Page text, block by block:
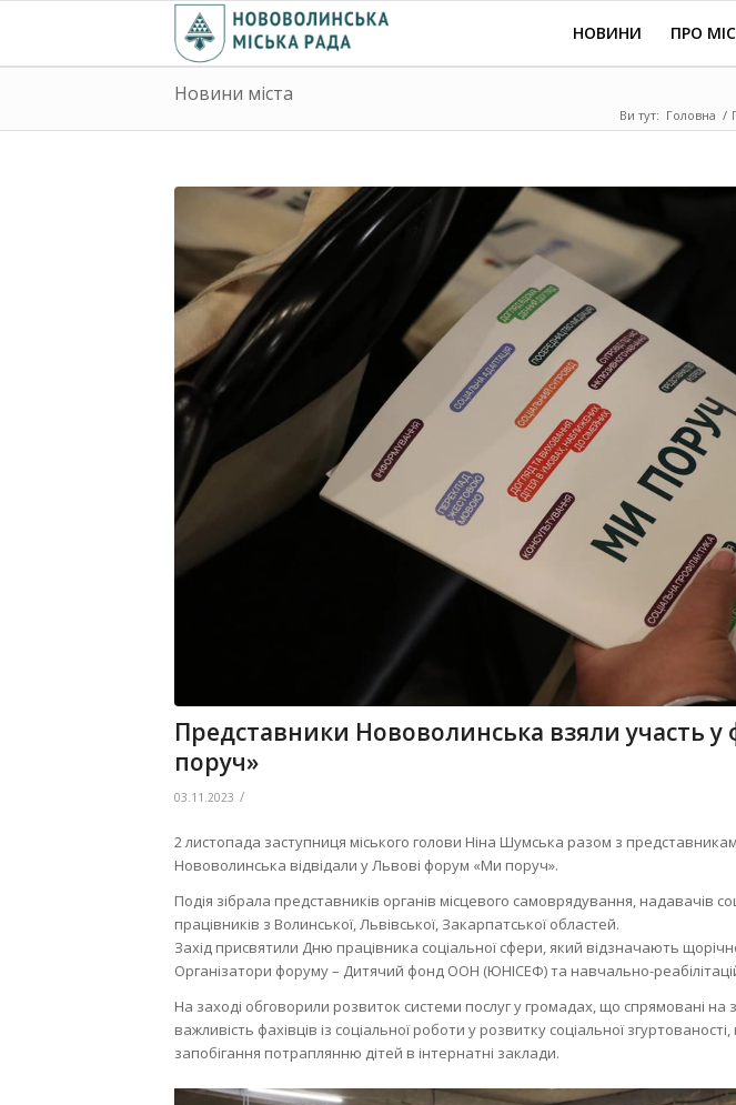
НОВИНИ ПРО
Новини міста
Ви тут: Головна /
Представники Нововолинська взяли участь у
поруч»
03.11.2023 /
2 листопада заступниця міського голови Ніна Шумська разом з
Нововолинська відвідали у Львові форум «Ми поруч».
Подія зібрала представників органів місцевого самоврядування, надавачів
працівників з Волинської, Львівської, Закарпатської областей.
Захід присвятили Дню працівника соціальної сфери, який відзначають
Організатори форуму – Дитячий фонд ООН (ЮНІСЕФ) та навчально-
На заході обговорили розвиток системи послуг у громадах, що спрямовані на
важливість фахівців із соціальної роботи у розвитку соціальної
запобігання потраплянню дітей в інтернатні заклади.